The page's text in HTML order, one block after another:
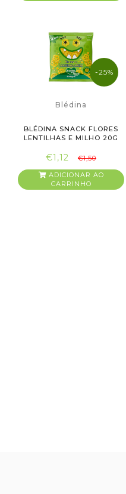
-25%
Blédina
BLÉDINA SNACK FLORES
LENTILHAS E MILHO 20G
€1,12
€1,50
ADICIONAR AO
CARRINHO